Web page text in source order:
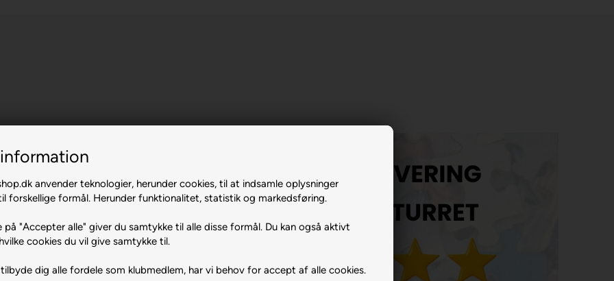
anvender teknologier, herunder cookies, til at indsamle oplysninger
forskellige formål. Herunder funktionalitet, statistik og markedsføring.
på "Accepter alle" giver du samtykke til alle disse formål. Du kan også aktivt
cookies du vil give samtykke til.
dig alle fordele som klubmedlem, har vi behov for accept af alle cookies.